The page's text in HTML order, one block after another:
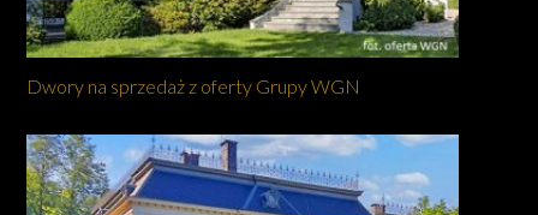
Dwory na sprzedaż z oferty Grupy WGN